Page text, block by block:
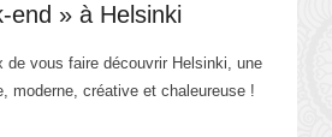
end » à Helsinki
de vous faire découvrir Helsinki, une
moderne, créative et chaleureuse !